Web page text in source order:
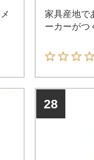
家具産地で
ーカーがつ
28